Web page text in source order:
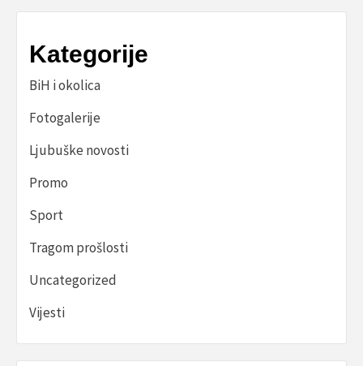
Kategorije
BiH i okolica
Fotogalerije
Ljubuške novosti
Promo
Sport
Tragom prošlosti
Uncategorized
Vijesti